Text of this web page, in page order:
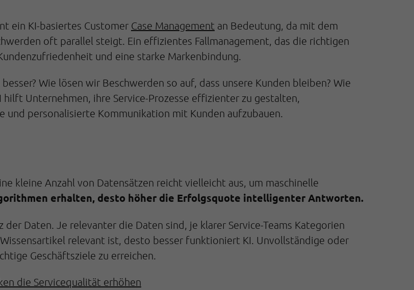
ein KI-basiertes Customer Case Management an Bedeutung, da mit dem
oft parallel steigt. Ein effizientes Fallmanagement, das die richtigen
und eine starke Markenbindung.
Wie lösen wir Beschwerden so auf, dass unsere Kunden bleiben? Wie
Unternehmen, ihre Service-Prozesse effizienter zu gestalten,
und personalisierte Kommunikation mit Kunden aufzubauen.
kleine Anzahl von Datensätzen reicht vielleicht aus, um maschinelle
erhalten, desto höher die Erfolgsquote intelligenter Antworten.
Daten. Je relevanter die Daten sind, je klarer Service-Teams Kategorien
relevant ist, desto besser funktioniert KI. Unvollständige oder
Geschäftsziele zu erreichen.
die Servicequalität erhöhen